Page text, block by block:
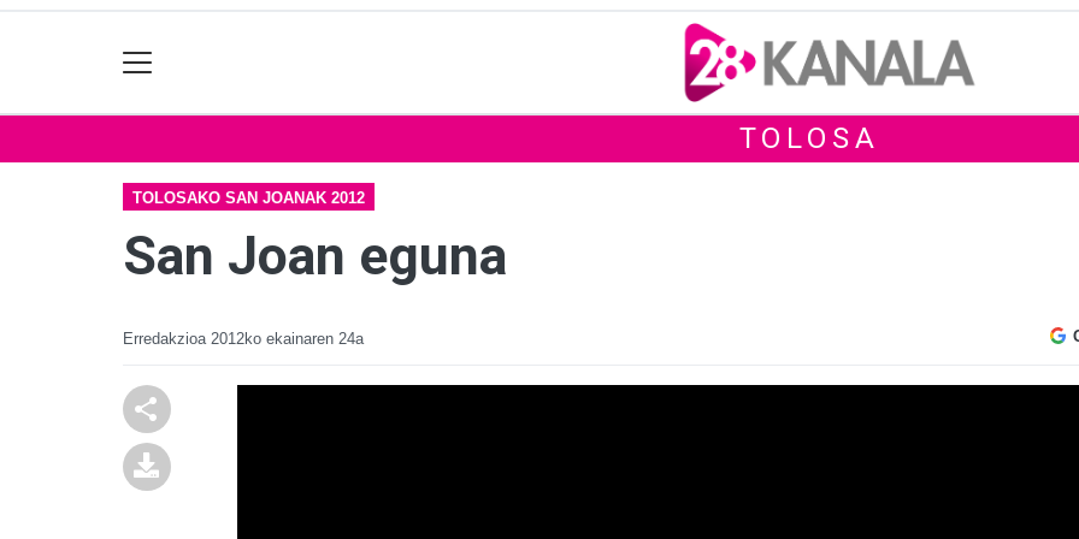
TOLOSA
TOLOSAKO SAN JOANAK 2012
San Joan eguna
Erredakzioa 2012ko ekainaren 24a